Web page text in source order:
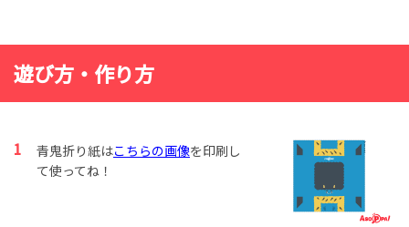
遊び方・作り方
青鬼折り紙はこちらの画像を印刷し
て使ってね！